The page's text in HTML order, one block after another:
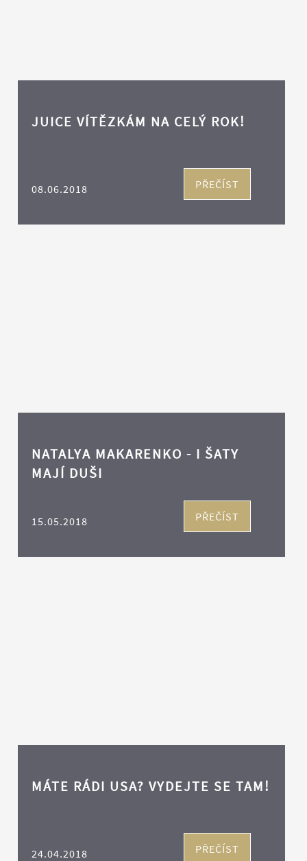
JUICE VÍTĚZKÁM NA CELÝ ROK!
08.06.2018 PŘEČÍST
NATALYA MAKARENKO - I ŠATY
MAJÍ DUŠI
15.05.2018 PŘEČÍST
MÁTE RÁDI USA? VYDEJTE SE TAM!
24.04.2018 PŘEČÍST